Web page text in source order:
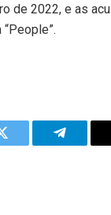
de 2022, e as
Twitter